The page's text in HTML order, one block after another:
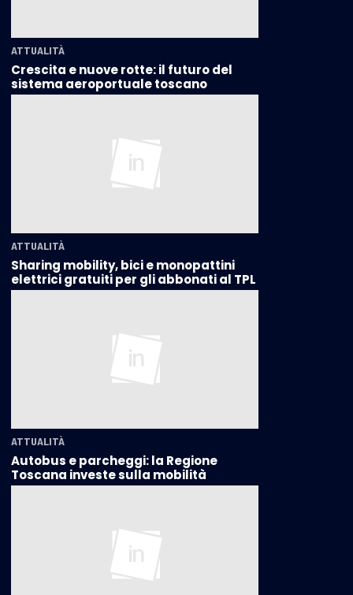
ATTUALITÀ
Crescita e nuove rotte: il futuro del
sistema aeroportuale toscano
ATTUALITÀ
Sharing mobility, bici e monopattini
elettrici gratuiti per gli abbonati al TPL
ATTUALITÀ
Autobus e parcheggi: la Regione
Toscana investe sulla mobilità